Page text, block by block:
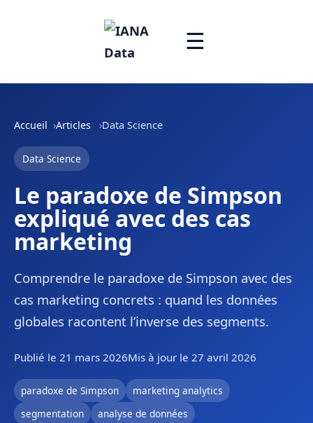
☰
Accueil Articles Data Science
Data Science
Le paradoxe de Simpson
expliqué avec des cas
marketing
Comprendre le paradoxe de Simpson avec des
cas marketing concrets : quand les données
globales racontent l’inverse des segments.
Publié le 21 mars 2026Mis à jour le 27 avril 2026
paradoxe de Simpson
marketing analytics
segmentation
analyse de données